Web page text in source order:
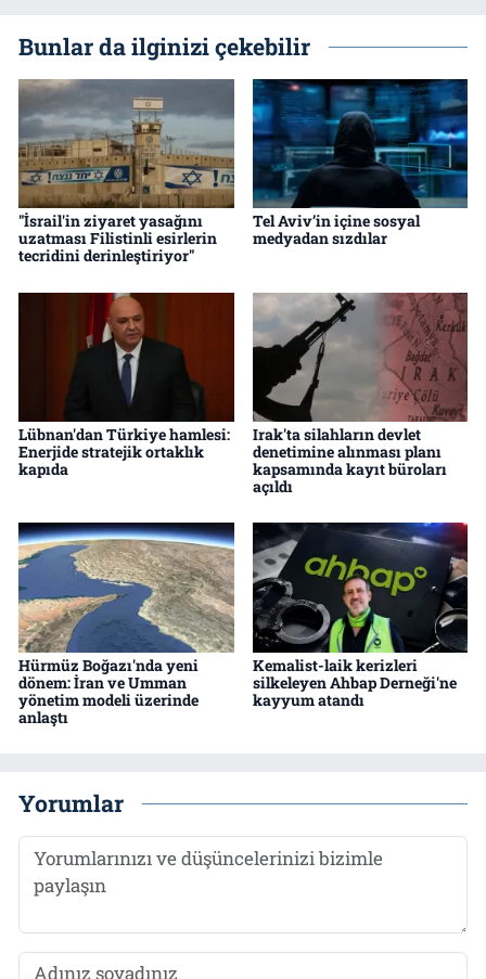
Bunlar da ilginizi çekebilir
"İsrail'in ziyaret yasağını
uzatması Filistinli esirlerin
tecridini derinleştiriyor"
Tel Aviv’in içine sosyal
medyadan sızdılar
Lübnan'dan Türkiye hamlesi:
Enerjide stratejik ortaklık
kapıda
Irak'ta silahların devlet
denetimine alınması planı
kapsamında kayıt büroları
açıldı
Hürmüz Boğazı'nda yeni
dönem: İran ve Umman
yönetim modeli üzerinde
anlaştı
Kemalist-laik kerizleri
silkeleyen Ahbap Derneği'ne
kayyum atandı
Yorumlar